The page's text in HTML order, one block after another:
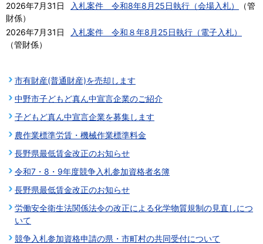
2026年7月31日
入札案件 令和8年8月25日執行（会場入札） （管
財係）
2026年7月31日
入札案件 令和８年8月25日執行（電子入札）
（管財係）
市有財産(普通財産)を売却します
中野市子どもど真ん中宣言企業のご紹介
子どもど真ん中宣言企業を募集します
農作業標準労賃・機械作業標準料金
長野県最低賃金改正のお知らせ
令和7・8・9年度競争入札参加資格者名簿
長野県最低賃金改正のお知らせ
労働安全衛生法関係法令の改正による化学物質規制の見直しにつ
いて
競争入札参加資格申請の県・市町村の共同受付について